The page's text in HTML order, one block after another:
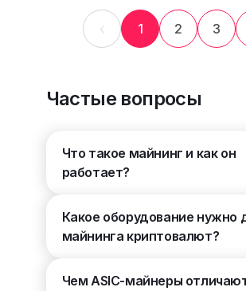
1 2 3
Частые вопросы
Что такое майнинг и как он
работает?
Какое оборудование нужно
майнинга криптовалют?
Чем ASIC-майнеры